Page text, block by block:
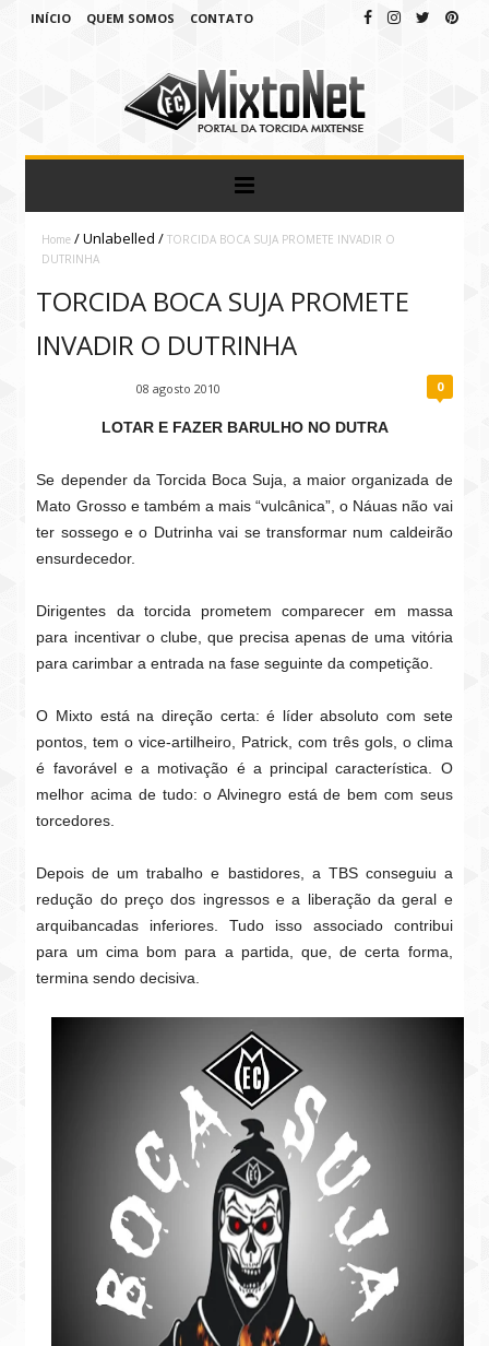
INÍCIO QUEM SOMOS CONTATO
Home /Unlabelled/ TORCIDA BOCA SUJA PROMETE INVADIR O
DUTRINHA
TORCIDA BOCA SUJA PROMETE
INVADIR O DUTRINHA
08 agosto 2010 0
LOTAR E FAZER BARULHO NO DUTRA
Se depender da Torcida Boca Suja, a maior organizada de
Mato Grosso e também a mais “vulcânica”, o Náuas não vai
ter sossego e o Dutrinha vai se transformar num caldeirão
ensurdecedor.
Dirigentes da torcida prometem comparecer em massa
para incentivar o clube, que precisa apenas de uma vitória
para carimbar a entrada na fase seguinte da competição.
O Mixto está na direção certa: é líder absoluto com sete
pontos, tem o vice-artilheiro, Patrick, com três gols, o clima
é favorável e a motivação é a principal característica. O
melhor acima de tudo: o Alvinegro está de bem com seus
torcedores.
Depois de um trabalho e bastidores, a TBS conseguiu a
redução do preço dos ingressos e a liberação da geral e
arquibancadas inferiores. Tudo isso associado contribui
para um cima bom para a partida, que, de certa forma,
termina sendo decisiva.